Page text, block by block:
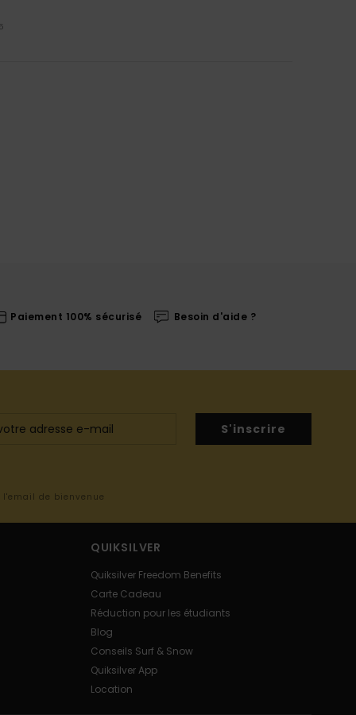
Paiement 100% sécurisé Besoin d'aide ?
S'inscrire
de bienvenue
QUIKSILVER
Quiksilver Freedom Benefits
Carte Cadeau
Réduction pour les étudiants
Blog
Conseils Surf & Snow
Quiksilver App
Location